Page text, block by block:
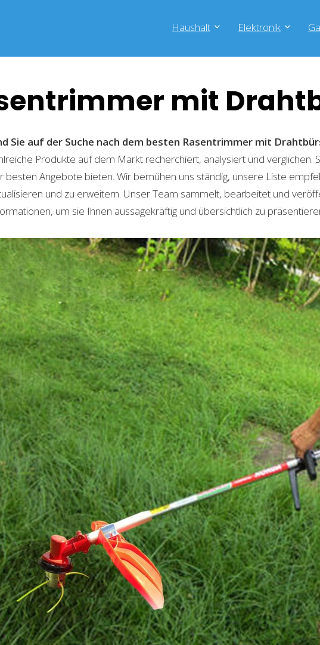
Haushalt Elektronik
mit
Sie auf der Suche nach dem besten Rasentrimmer mit
Produkte auf dem Markt recherchiert, analysiert und verglichen.
besten Angebote bieten. Wir bemühen uns ständig, unsere Liste
und zu erweitern. Unser Team sammelt, bearbeitet und
um sie Ihnen aussagekräftig und übersichtlich zu